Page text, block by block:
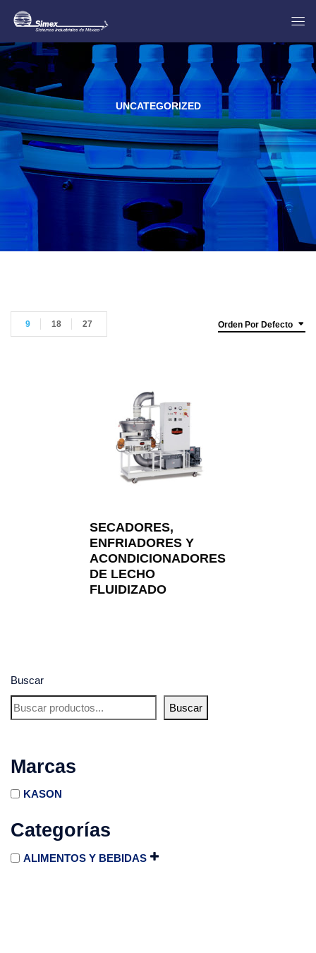
UNCATEGORIZED
Buscar
Buscar
Marcas
KASON
Categorías
ALIMENTOS Y BEBIDAS
Orden Por Defecto
9 18 27
SECADORES,
ENFRIADORES Y
ACONDICIONADORES
DE LECHO
FLUIDIZADO